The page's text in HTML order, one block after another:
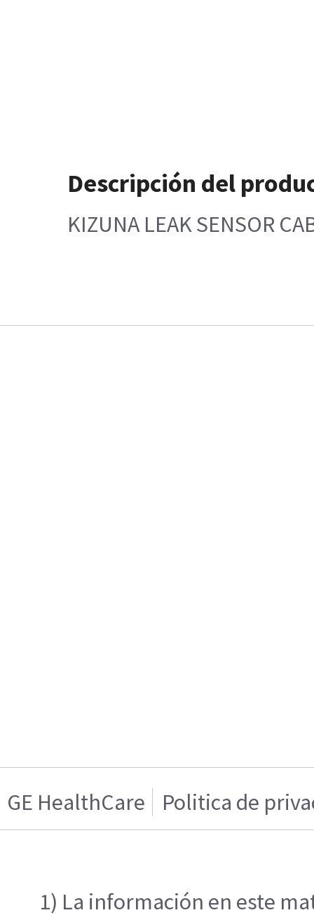
Descripción del
KIZUNA LEAK SENSOR
GE HealthCare Politica de
1) La información en este